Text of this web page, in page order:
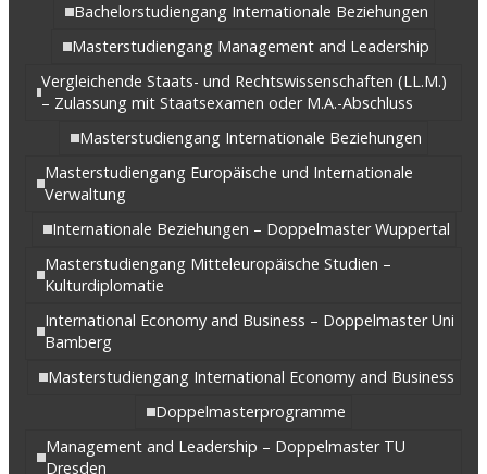
Bachelorstudiengang Internationale Beziehungen
Masterstudiengang Management and Leadership
Vergleichende Staats- und Rechtswissenschaften (LL.M.)
– Zulassung mit Staatsexamen oder M.A.-Abschluss
Masterstudiengang Internationale Beziehungen
Masterstudiengang Europäische und Internationale
Verwaltung
Internationale Beziehungen – Doppelmaster Wuppertal
Masterstudiengang Mitteleuropäische Studien –
Kulturdiplomatie
International Economy and Business – Doppelmaster Uni
Bamberg
Masterstudiengang International Economy and Business
Doppelmasterprogramme
Management and Leadership – Doppelmaster TU
Dresden